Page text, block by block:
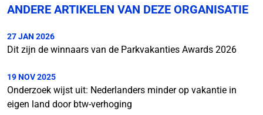
ANDERE ARTIKELEN VAN DEZE ORGANISATIE
27 JAN 2026
Dit zijn de winnaars van de Parkvakanties Awards 2026
19 NOV 2025
Onderzoek wijst uit: Nederlanders minder op vakantie in
eigen land door btw-verhoging